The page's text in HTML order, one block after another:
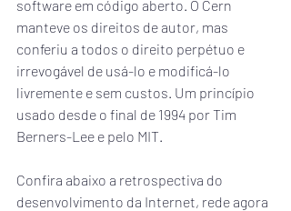
software em código aberto. O Cern
manteve os direitos de autor, mas
conferiu a todos o direito perpétuo e
irrevogável de usá-lo e modificá-lo
livremente e sem custos. Um princípio
usado desde o final de 1994 por Tim
Berners-Lee e pelo MIT.
Confira abaixo a retrospectiva do
desenvolvimento da Internet, rede agora